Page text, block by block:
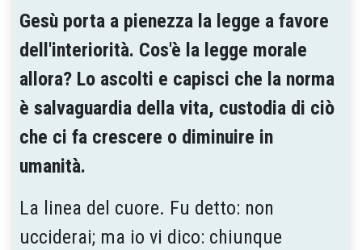
Gesù porta a pienezza la legge a favore
dell'interiorità. Cos'è la legge morale
allora? Lo ascolti e capisci che la norma
è salvaguardia della vita, custodia di ciò
che ci fa crescere o diminuire in
umanità.
La linea del cuore. Fu detto: non
ucciderai; ma io vi dico: chiunque